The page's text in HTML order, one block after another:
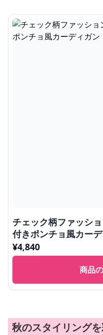
チェック柄ファッシ
付きポンチョ風カー
¥4,840
商品
秋のスタイリング